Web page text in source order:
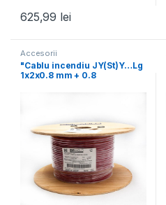
625,99 lei
Accesorii
"Cablu incendiu JY(St)Y…Lg
1x2x0.8 mm + 0.8